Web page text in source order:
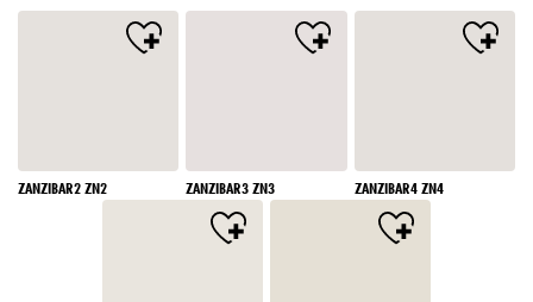
ZANZIBAR2 ZN2 ZANZIBAR3 ZN3 ZANZIBAR4 ZN4